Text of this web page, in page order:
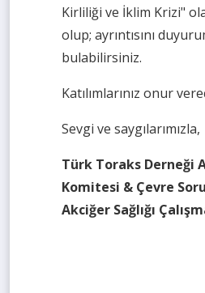
Kirliliği ve İklim Krizi"
olup; ayrıntısını
bulabilirsiniz.
Katılımlarınız onur
Sevgi ve saygılarımızla,
Türk Toraks Derneği
Komitesi & Çevre
Akciğer Sağlığı